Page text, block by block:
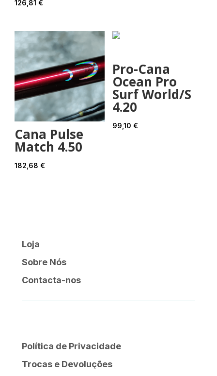
126,81 €
Cana Pulse
Match 4.50
182,68 €
Pro-Cana
Ocean Pro
Surf World/S
4.20
99,10 €
Loja
Sobre Nós
Contacta-nos
Política de Privacidade
Trocas e Devoluções